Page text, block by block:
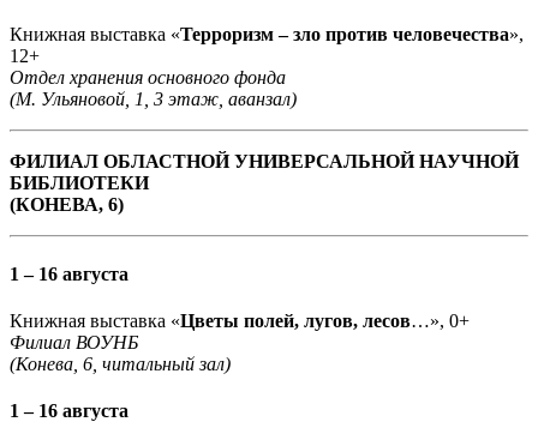
Книжная выставка «Терроризм – зло против человечества»,
12+
Отдел хранения основного фонда
(М. Ульяновой, 1, 3 этаж, аванзал)
ФИЛИАЛ ОБЛАСТНОЙ УНИВЕРСАЛЬНОЙ НАУЧНОЙ
БИБЛИОТЕКИ
(КОНЕВА, 6)
1 – 16 августа
Книжная выставка «Цветы полей, лугов, лесов…», 0+
Филиал ВОУНБ
(Конева, 6, читальный зал)
1 – 16 августа